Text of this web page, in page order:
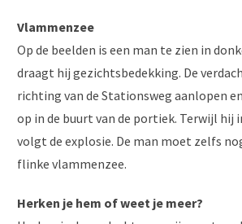
Vlammenzee
Op de beelden is een man te zien in
draagt hij gezichtsbedekking. De
richting van de Stationsweg aanlopen
op in de buurt van de portiek. Terwijl hij
volgt de explosie. De man moet zelfs
flinke vlammenzee.
Herken je hem of weet je meer?